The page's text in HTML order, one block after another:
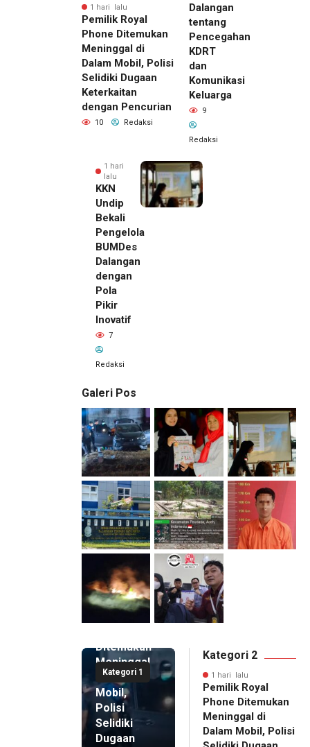
1 hari lalu
Pemilik Royal
Phone Ditemukan
Meninggal di
Dalam Mobil, Polisi
Selidiki Dugaan
Keterkaitan
dengan Pencurian
10 Redaksi
Dalangan
tentang
Pencegahan
KDRT
dan
Komunikasi
Keluarga
9
Redaksi
1 hari
lalu
KKN
Undip
Bekali
Pengelola
BUMDes
Dalangan
dengan
Pola
Pikir
Inovatif
7
Redaksi
Galeri Pos
Kategori 1
1 hari lalu
Pemilik
Ditemukan
Meninggal
di Dalam
Mobil,
Polisi
Selidiki
Dugaan
Kategori 2
1 hari lalu
Pemilik Royal
Phone Ditemukan
Meninggal di
Dalam Mobil, Polisi